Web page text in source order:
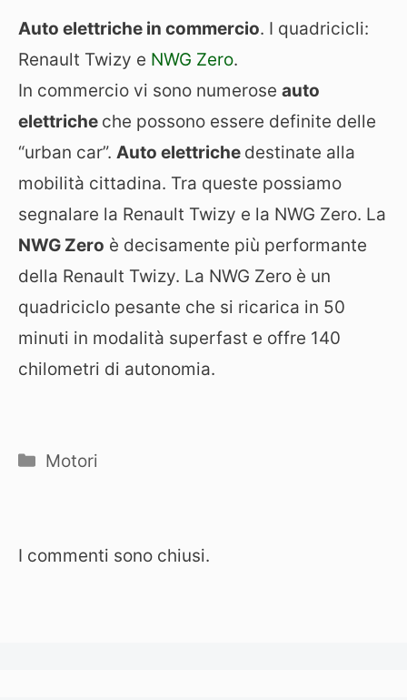
Auto elettriche in commercio. I quadricicli:
Renault Twizy e NWG Zero.
In commercio vi sono numerose auto
elettriche che possono essere definite delle
“urban car”. Auto elettriche destinate alla
mobilità cittadina. Tra queste possiamo
segnalare la Renault Twizy e la NWG Zero. La
NWG Zero è decisamente più performante
della Renault Twizy. La NWG Zero è un
quadriciclo pesante che si ricarica in 50
minuti in modalità superfast e offre 140
chilometri di autonomia.
Categorie
Motori
I commenti sono chiusi.